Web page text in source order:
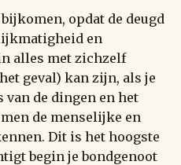
opdat de deugd
en
alles met zichzelf
geval) kan zijn, als je
de dingen en het
de menselijke en
Dit is het hoogste
begin je bondgenoot